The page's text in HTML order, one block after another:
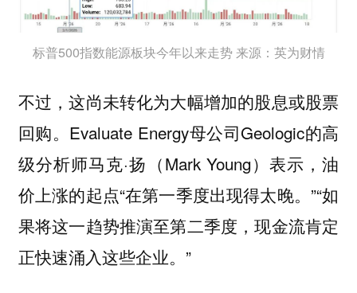
标普500指数能源板块今年以来走势 来源：英为财情
不过，这尚未转化为大幅增加的股息或股票
回购。Evaluate Energy母公司Geologic的高
级分析师马克·扬（Mark Young）表示，油
价上涨的起点“在第一季度出现得太晚。”“如
果将这一趋势推演至第二季度，现金流肯定
正快速涌入这些企业。”